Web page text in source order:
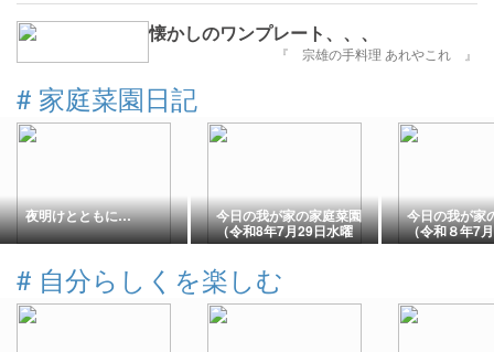
懐かしのワンプレート、、、
『 宗雄の手料理 あれやこれ 』
# 家庭菜園日記
夜明けとともに… 今日の我が家の家庭菜園
（令和8年7月29日水曜
日 先負 晴天）
今日の我が家
（令和８年7
曜日 仏滅
# 自分らしくを楽しむ